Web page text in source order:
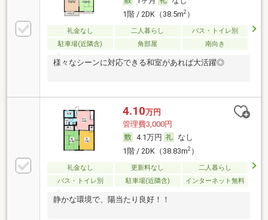
1階 / 2DK（38.5m2）
礼金なし 二人暮らし
バス・トイレ別
駐車場(近隣含)
角部屋 南向き
様々なシーンに対応できる和室があれば大活躍◎
4.10万円
管理費3,000円
4.1万円
なし
1階 / 2DK（38.83m2）
礼金なし 更新料なし
二人暮らし
バス・トイレ別
駐車場(近隣含) インターネット無料
静かな環境で、陽当たり良好！！